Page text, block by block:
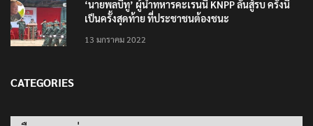
‘นายพลบีทู’ ผู้นำทหารคะเรนนี KNPP ลั่นสู้รบ ครั้งนี้
เป็นครั้งสุดท้าย ที่ประชาชนต้องชนะ
13 มกราคม 2022
CATEGORIES